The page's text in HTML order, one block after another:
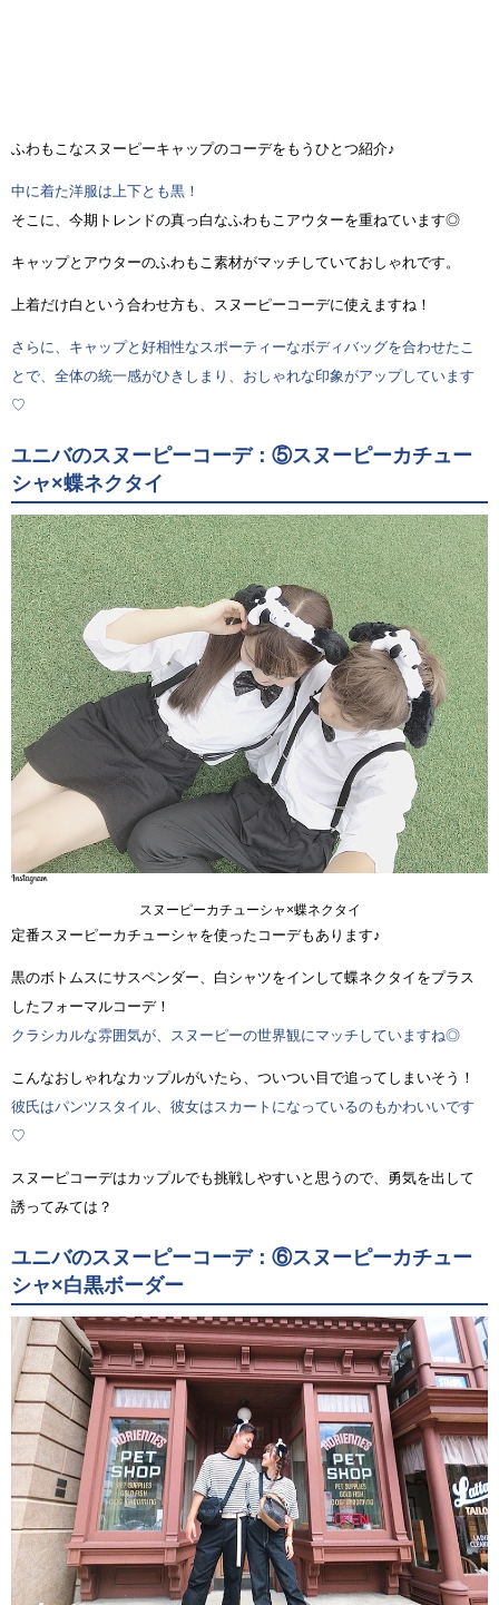
ふわもこなスヌーピーキャップのコーデをもうひとつ紹介♪
中に着た洋服は上下とも黒！
そこに、今期トレンドの真っ白なふわもこアウターを重ねています◎
キャップとアウターのふわもこ素材がマッチしていておしゃれです。
上着だけ白という合わせ方も、スヌーピーコーデに使えますね！
さらに、キャップと好相性なスポーティーなボディバッグを合わせたこ
とで、全体の統一感がひきしまり、おしゃれな印象がアップしています
♡
ユニバのスヌーピーコーデ：⑤スヌーピーカチュー
シャ×蝶ネクタイ
スヌーピーカチューシャ×蝶ネクタイ
定番スヌーピーカチューシャを使ったコーデもあります♪
黒のボトムスにサスペンダー、白シャツをインして蝶ネクタイをプラス
したフォーマルコーデ！
クラシカルな雰囲気が、スヌーピーの世界観にマッチしていますね◎
こんなおしゃれなカップルがいたら、ついつい目で追ってしまいそう！
彼氏はパンツスタイル、彼女はスカートになっているのもかわいいです
♡
スヌーピコーデはカップルでも挑戦しやすいと思うので、勇気を出して
誘ってみては？
ユニバのスヌーピーコーデ：⑥スヌーピーカチュー
シャ×白黒ボーダー